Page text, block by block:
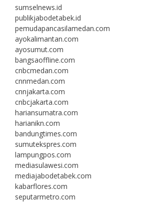
sumselnews.id
publikjabodetabek.id
pemudapancasilamedan.com
ayokalimantan.com
ayosumut.com
bangsaoffline.com
cnbcmedan.com
cnnmedan.com
cnnjakarta.com
cnbcjakarta.com
hariansumatra.com
harianikn.com
bandungtimes.com
sumutekspres.com
lampungpos.com
mediasulawesi.com
mediajabodetabek.com
kabarflores.com
seputarmetro.com